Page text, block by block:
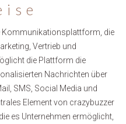
Kommunikationsplattform, die
Vertrieb und
die Plattform die
Nachrichten über
SMS, Social Media und
Element von crazybuzzer
es Unternehmen ermöglicht,